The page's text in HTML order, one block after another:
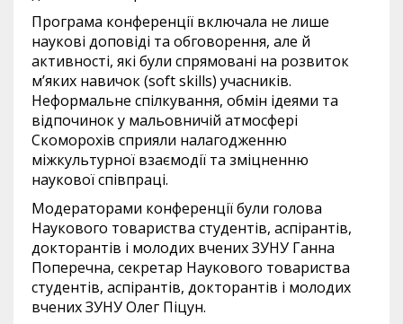
Програма конференції включала не лише
наукові доповіді та обговорення, але й
активності, які були спрямовані на розвиток
м’яких навичок (soft skills) учасників.
Неформальне спілкування, обмін ідеями та
відпочинок у мальовничій атмосфері
Скоморохів сприяли налагодженню
міжкультурної взаємодії та зміцненню
наукової співпраці.
Модераторами конференції були голова
Наукового товариства студентів, аспірантів,
докторантів і молодих вчених ЗУНУ Ганна
Поперечна, секретар Наукового товариства
студентів, аспірантів, докторантів і молодих
вчених ЗУНУ Олег Піцун.